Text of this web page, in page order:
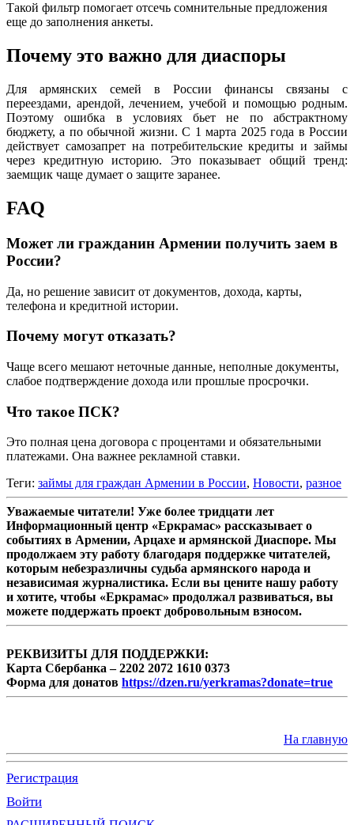
Такой фильтр помогает отсечь сомнительные предложения
еще до заполнения анкеты.
Почему это важно для диаспоры
Для армянских семей в России финансы связаны с
переездами, арендой, лечением, учебой и помощью родным.
Поэтому ошибка в условиях бьет не по абстрактному
бюджету, а по обычной жизни. С 1 марта 2025 года в России
действует самозапрет на потребительские кредиты и займы
через кредитную историю. Это показывает общий тренд:
заемщик чаще думает о защите заранее.
FAQ
Может ли гражданин Армении получить заем в
России?
Да, но решение зависит от документов, дохода, карты,
телефона и кредитной истории.
Почему могут отказать?
Чаще всего мешают неточные данные, неполные документы,
слабое подтверждение дохода или прошлые просрочки.
Что такое ПСК?
Это полная цена договора с процентами и обязательными
платежами. Она важнее рекламной ставки.
Теги: займы для граждан Армени​и в России, Новости, разное
Уважаемые читатели! Уже более тридцати лет
Информационный центр «Еркрамас» рассказывает о
событиях в Армении, Арцахе и армянской Диаспоре. Мы
продолжаем эту работу благодаря поддержке читателей,
которым небезразличны судьба армянского народа и
независимая журналистика. Если вы цените нашу работу
и хотите, чтобы «Еркрамас» продолжал развиваться, вы
можете поддержать проект добровольным взносом.
РЕКВИЗИТЫ ДЛЯ ПОДДЕРЖКИ:
Карта Сбербанка – 2202 2072 1610 0373
Форма для донатов https://dzen.ru/yerkramas?donate=true
На главную
Регистрация
Войти